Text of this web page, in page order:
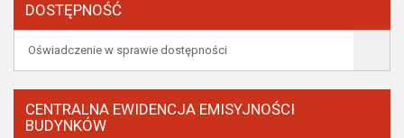
DOSTĘPNOŚĆ
Oświadczenie w sprawie dostępności
CENTRALNA EWIDENCJA EMISYJNOŚCI
BUDYNKÓW